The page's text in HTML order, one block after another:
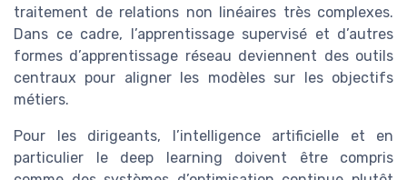
traitement de relations non linéaires très complexes.
Dans ce cadre, l’apprentissage supervisé et d’autres
formes d’apprentissage réseau deviennent des outils
centraux pour aligner les modèles sur les objectifs
métiers.
Pour les dirigeants, l’intelligence artificielle et en
particulier le deep learning doivent être compris